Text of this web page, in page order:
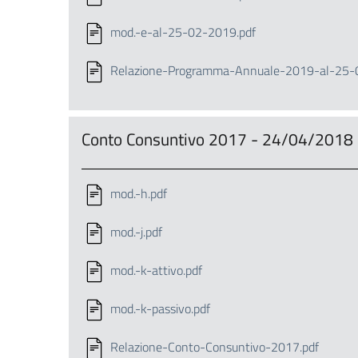
mod.-e-al-25-02-2019.pdf
Relazione-Programma-Annuale-2019-al-
Conto Consuntivo 2017 - 24/04/2018
mod.-h.pdf
mod.-j.pdf
mod.-k-attivo.pdf
mod.-k-passivo.pdf
Relazione-Conto-Consuntivo-2017.pdf